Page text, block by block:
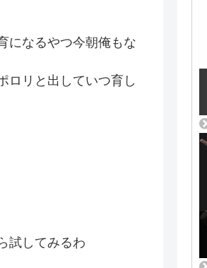
になるやつ今朝俺もな
ロリと出していつ育し
試してみるわ